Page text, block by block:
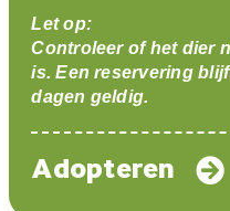
Let op:
Controleer of het dier
is. Een reservering
dagen geldig.
Adopteren